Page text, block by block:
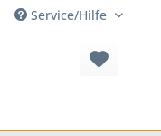
Service/Hilfe